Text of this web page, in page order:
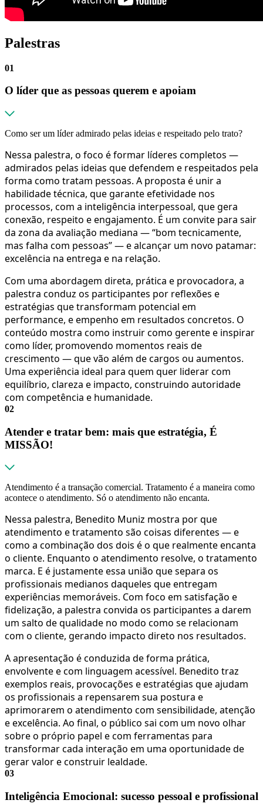
Palestras
01
O líder que as pessoas querem e apoiam
Como ser um líder admirado pelas ideias e respeitado pelo trato?
Nessa palestra, o foco é formar líderes completos —
admirados pelas ideias que defendem e respeitados pela
forma como tratam pessoas. A proposta é unir a
habilidade técnica, que garante efetividade nos
processos, com a inteligência interpessoal, que gera
conexão, respeito e engajamento. É um convite para sair
da zona da avaliação mediana — “bom tecnicamente,
mas falha com pessoas” — e alcançar um novo patamar:
excelência na entrega e na relação.
Com uma abordagem direta, prática e provocadora, a
palestra conduz os participantes por reflexões e
estratégias que transformam potencial em
performance, e empenho em resultados concretos. O
conteúdo mostra como instruir como gerente e inspirar
como líder, promovendo momentos reais de
crescimento — que vão além de cargos ou aumentos.
Uma experiência ideal para quem quer liderar com
equilíbrio, clareza e impacto, construindo autoridade
com competência e humanidade.
02
Atender e tratar bem: mais que estratégia, É
MISSÃO!
Atendimento é a transação comercial. Tratamento é a maneira como
acontece o atendimento. Só o atendimento não encanta.
Nessa palestra, Benedito Muniz mostra por que
atendimento e tratamento são coisas diferentes — e
como a combinação dos dois é o que realmente encanta
o cliente. Enquanto o atendimento resolve, o tratamento
marca. E é justamente essa união que separa os
profissionais medianos daqueles que entregam
experiências memoráveis. Com foco em satisfação e
fidelização, a palestra convida os participantes a darem
um salto de qualidade no modo como se relacionam
com o cliente, gerando impacto direto nos resultados.
A apresentação é conduzida de forma prática,
envolvente e com linguagem acessível. Benedito traz
exemplos reais, provocações e estratégias que ajudam
os profissionais a repensarem sua postura e
aprimorarem o atendimento com sensibilidade, atenção
e excelência. Ao final, o público sai com um novo olhar
sobre o próprio papel e com ferramentas para
transformar cada interação em uma oportunidade de
gerar valor e construir lealdade.
03
Inteligência Emocional: sucesso pessoal e profissional